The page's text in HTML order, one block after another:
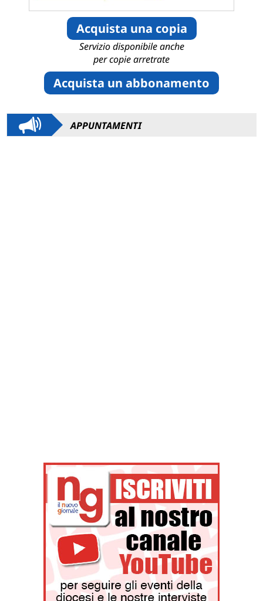
Acquista una copia
Servizio disponibile anche
per copie arretrate
Acquista un abbonamento
APPUNTAMENTI